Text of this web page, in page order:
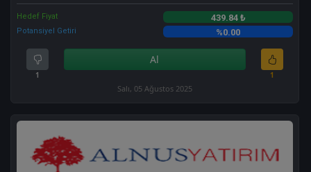
Hedef Fiyat 439.84 ₺
Potansiyel Getiri %0.00
1
Al
1
Salı, 05 Ağustos 2025